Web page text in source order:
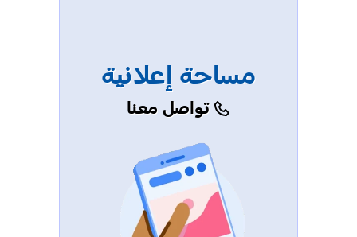
مساحة إعلانية
تواصل معنا